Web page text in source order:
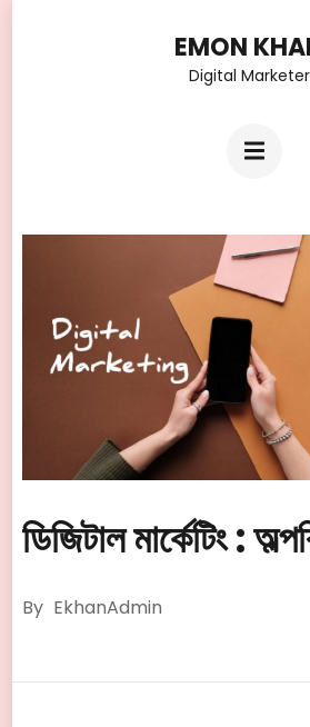
EMON
Digital Marketer
ডিজিটাল মার্কেটিং :
By EkhanAdmin